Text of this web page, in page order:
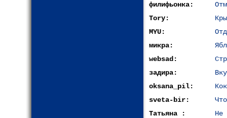
филифьонка:
Tory:
MYU:
микра:
websad:
задира:
oksana_pil:
sveta-bir:
Татьяна :
Не